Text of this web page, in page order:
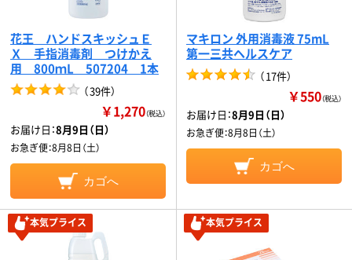
花王 ハンドスキッシュＥ
Ｘ 手指消毒剤 つけかえ
用 800ｍL 507204 1本
（39件）
￥1,270（税込）
お届け日：8月9日（日）
お急ぎ便：8月8日（土）
カゴへ
マキロン 外用消毒液 75mL
第一三共ヘルスケア
（17件）
￥550（税込）
お届け日：8月9日（日）
お急ぎ便：8月8日（土）
カゴへ
本気プライス 本気プライス